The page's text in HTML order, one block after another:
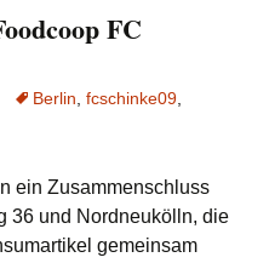
FC
Berlin fcschinke09
ein Zusammenschluss
36 und Nordneukölln, die
gemeinsam